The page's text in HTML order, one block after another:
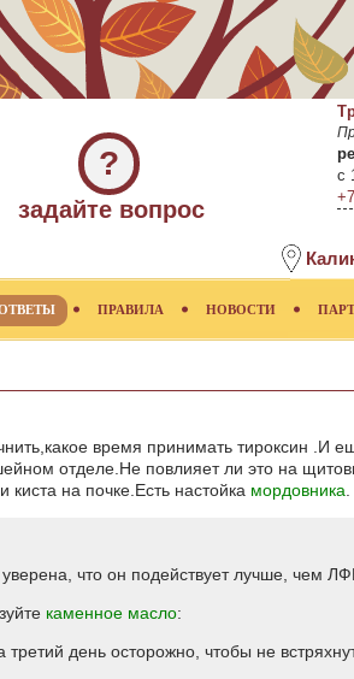
?
задайте вопрос
с
ПРАВИЛА НОВОСТИ
время принимать тироксин .И
отделе.Не повлияет ли это на
на почке.Есть настойка мордовника
что он подействует лучше, чем
каменное масло:
день осторожно, чтобы не